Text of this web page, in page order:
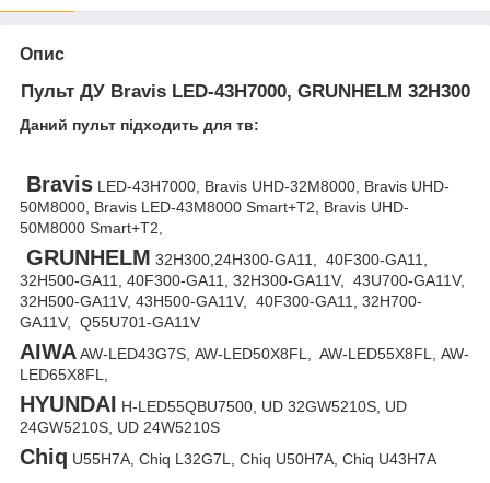
Опис
Пульт ДУ Bravis LED-43H7000, GRUNHELM 32H300
Даний пульт підходить для тв:
Bravis LED-43H7000, Bravis UHD-32M8000, Bravis UHD-
50M8000, Bravis LED-43M8000 Smart+T2, Bravis UHD-
50M8000 Smart+T2,
GRUNHELM 32H300,24H300-GA11, 40F300-GA11,
32H500-GA11, 40F300-GA11, 32H300-GA11V, 43U700-GA11V,
32H500-GA11V, 43H500-GA11V, 40F300-GA11, 32H700-
GA11V, Q55U701-GA11V
AIWAAW-LED43G7S, AW-LED50X8FL, AW-LED55X8FL, AW-
LED65X8FL,
HYUNDAI H-LED55QBU7500, UD 32GW5210S, UD
24GW5210S, UD 24W5210S
Chiq U55H7A, Chiq L32G7L, Chiq U50H7A, Chiq U43H7A